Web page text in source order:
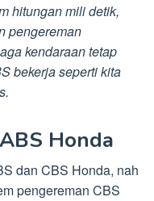
hitungan mili detik,
pengereman
kendaraan tetap
bekerja seperti kita
Honda
dan CBS Honda, nah
pengereman CBS